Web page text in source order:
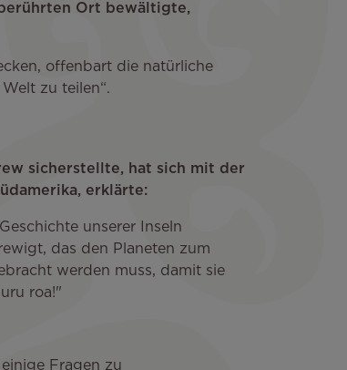
Ort bewältigte,
offenbart die natürliche
zu teilen“.
sicherstellte, hat sich mit der
erklärte:
unserer Inseln
das den Planeten zum
werden muss, damit sie
roa!"
Fragen zu